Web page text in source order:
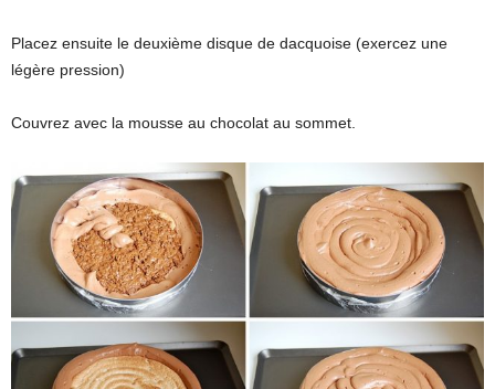
Placez ensuite le deuxième disque de dacquoise (exercez une
légère pression)
Couvrez avec la mousse au chocolat au sommet.